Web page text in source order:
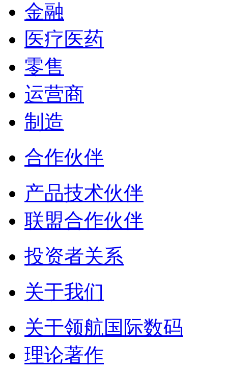
金融
医疗医药
零售
运营商
制造
合作伙伴
产品技术伙伴
联盟合作伙伴
投资者关系
关于我们
关于领航国际数码
理论著作